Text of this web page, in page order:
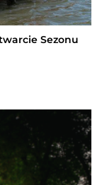
Sezonu